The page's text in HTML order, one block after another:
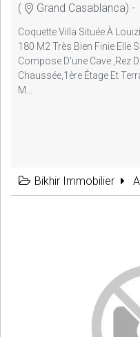
( Grand Casablanca) -
Coquette Villa Située À
180 M2 Très Bien Finie Elle
Compose D'une Cave ,rez
Chaussée,1ère Étage Et
M...
Bikhir Immobilier